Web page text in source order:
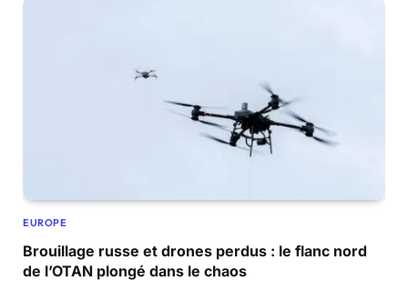
EUROPE
Brouillage russe et drones perdus : le flanc nord
de l’OTAN plongé dans le chaos